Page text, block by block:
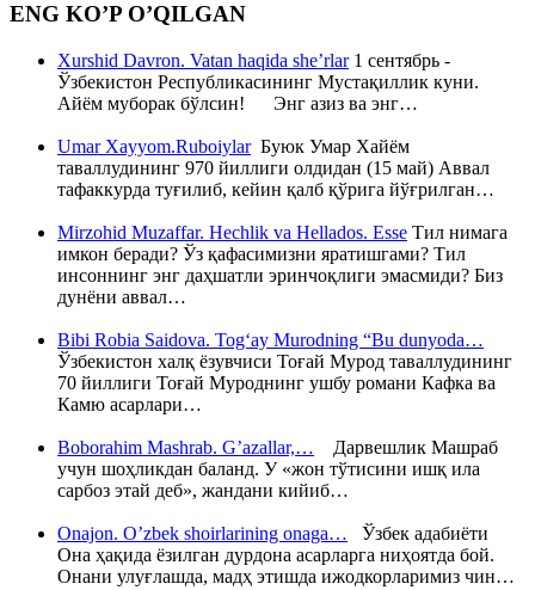
ENG KO’P O’QILGAN
Xurshid Davron. Vatan haqida she’rlar1 сентябрь -
Ўзбекистон Республикасининг Мустақиллик куни.
Айём муборак бўлсин! Энг азиз ва энг…
Umar Xayyom.RuboiylarБуюк Умар Хайём
таваллудининг 970 йиллиги олдидан (15 май) Аввал
тафаккурда туғилиб, кейин қалб қўрига йўғрилган…
Mirzohid Muzaffar. Hechlik va Hellados. Esse Тил нимага
имкон беради? Ўз қафасимизни яратишгами? Тил
инсоннинг энг даҳшатли эринчоқлиги эмасмиди? Биз
дунёни аввал…
Bibi Robia Saidova. Tog‘ay Murodning “Bu dunyoda…
Ўзбекистон халқ ёзувчиси Тоғай Мурод таваллудининг
70 йиллиги Тоғай Муроднинг ушбу романи Кафка ва
Камю асарлари…
Boborahim Mashrab. G’azallar,… Дарвешлик Машраб
учун шоҳликдан баланд. У «жон тўтисини ишқ ила
сарбоз этай деб», жандани кийиб…
Onajon. O’zbek shoirlarining onaga… Ўзбек адабиёти
Она ҳақида ёзилган дурдона асарларга ниҳоятда бой.
Онани улуғлашда, мадҳ этишда ижодкорларимиз чин…